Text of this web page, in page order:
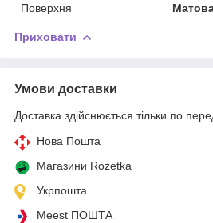
Поверхня
Приховати
Умови доставки
Доставка здійснюється тільки по
Нова Пошта
Магазини Rozetka
Укрпошта
Meest ПОШТА